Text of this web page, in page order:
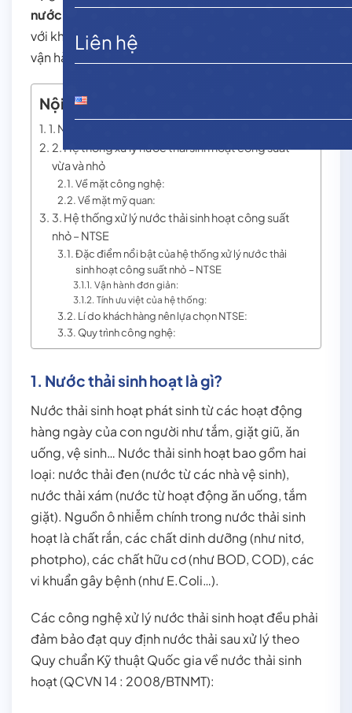
Liên hệ
nước thải sinh hoạt công suất vừa và nhỏ
với khả năng đầu tư, chi phí xây dựng và khả năng
vận hành quản lý.
Nội dung chính
1. Nước thải sinh hoạt là gì?
2. Hệ thống xử lý nước thải sinh hoạt công suất
vừa và nhỏ
Về mặt công nghệ:
Về mặt mỹ quan:
3. Hệ thống xử lý nước thải sinh hoạt công suất
nhỏ – NTSE
Đặc điểm nổi bật của hệ thống xử lý nước thải
sinh hoạt công suất nhỏ – NTSE
Vận hành đơn giản:
Tính ưu việt của hệ thống:
Lí do khách hàng nên lựa chọn NTSE:
Quy trình công nghệ:
1. Nước thải sinh hoạt là gì?
Nước thải sinh hoạt phát sinh từ các hoạt động
hàng ngày của con người như tắm, giặt giũ, ăn
uống, vệ sinh… Nước thải sinh hoạt bao gồm hai
loại: nước thải đen (nước từ các nhà vệ sinh),
nước thải xám (nước từ hoạt động ăn uống, tắm
giặt). Nguồn ô nhiễm chính trong nước thải sinh
hoạt là chất rắn, các chất dinh dưỡng (như nitơ,
photpho), các chất hữu cơ (như BOD, COD), các
vi khuẩn gây bệnh (như E.Coli…).
Các công nghệ xử lý nước thải sinh hoạt đều phải
đảm bảo đạt quy định nước thải sau xử lý theo
Quy chuẩn Kỹ thuật Quốc gia về nước thải sinh
hoạt (QCVN 14 : 2008/BTNMT):